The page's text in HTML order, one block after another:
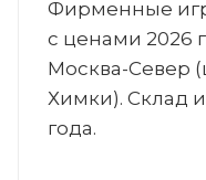
Фирменные
с ценами 2026
Москва-Север
Химки). Склад
года.